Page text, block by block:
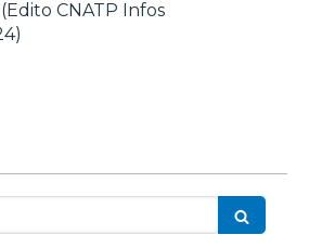
CNATP Infos